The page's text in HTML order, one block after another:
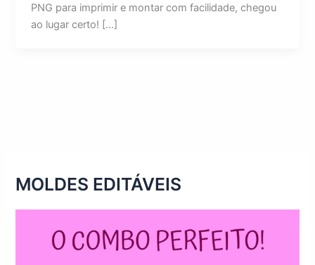
PNG para imprimir e montar com facilidade, chegou
ao lugar certo! […]
MOLDES EDITÁVEIS